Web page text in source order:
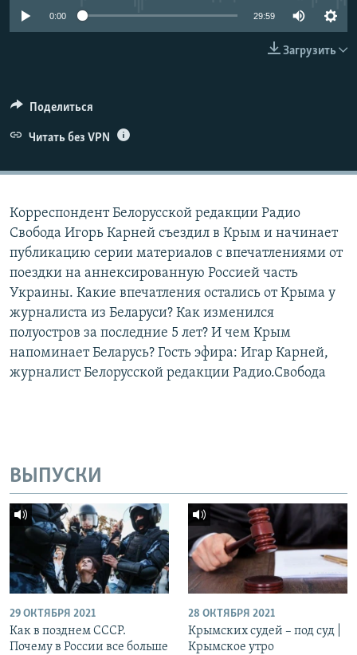
ПОБЕДИТЕЛЕЙ НЕ СУДЯТ?
УКРАИНСКАЯ ПРОБЛЕМА КРЫМА
ПРИСОЕДИНЯЙТЕСЬ!
0:00 29:59
Загрузить
Поделиться
Читать без VPN
Корреспондент Белорусской редакции Радио
Свобода Игорь Карней съездил в Крым и начинает
публикацию серии материалов с впечатлениями от
поездки на аннексированную Россией часть
Украины. Какие впечатления остались от Крыма у
журналиста из Беларуси? Как изменился
полуостров за последние 5 лет? И чем Крым
напоминает Беларусь? Гость эфира: Игар Карней,
журналист Белорусской редакции Радио.Свобода
ВЫПУСКИ
29 ОКТЯБРЯ 2021
Как в позднем СССР.
Почему в России все больше
28 ОКТЯБРЯ 2021
Крымских судей – под суд |
Крымское утро